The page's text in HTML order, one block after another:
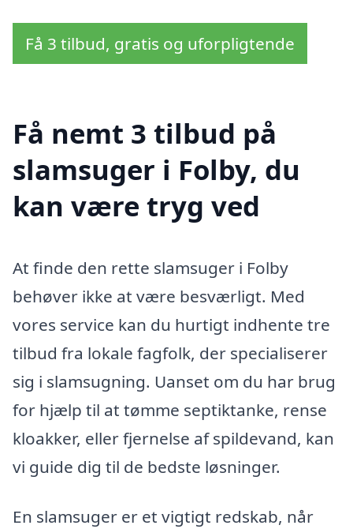
Få 3 tilbud, gratis og uforpligtende
Få nemt 3 tilbud på
slamsuger i Folby, du
kan være tryg ved
At finde den rette slamsuger i Folby
behøver ikke at være besværligt. Med
vores service kan du hurtigt indhente tre
tilbud fra lokale fagfolk, der specialiserer
sig i slamsugning. Uanset om du har brug
for hjælp til at tømme septiktanke, rense
kloakker, eller fjernelse af spildevand, kan
vi guide dig til de bedste løsninger.
En slamsuger er et vigtigt redskab, når